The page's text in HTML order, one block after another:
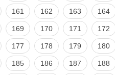
161 162 163 164
169 170 171 172
177 178 179 180
185 186 187 188